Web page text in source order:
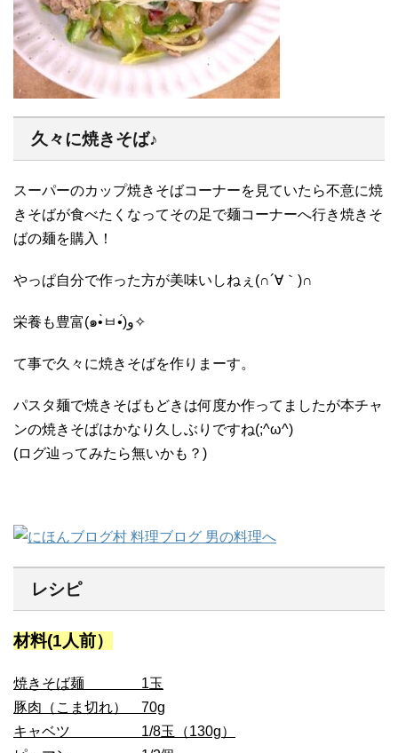
久々に焼きそば♪
スーパーのカップ焼きそばコーナーを見ていたら不意に焼
きそばが食べたくなってその足で麺コーナーへ行き焼きそ
ばの麺を購入！
やっぱ自分で作った方が美味いしねぇ(∩´∀｀)∩
栄養も豊富(๑•̀ㅂ•́)و✧
て事で久々に焼きそばを作りまーす。
パスタ麺で焼きそばもどきは何度か作ってましたが本チャ
ンの焼きそばはかなり久しぶりですね(;^ω^)
(ログ辿ってみたら無いかも？)
レシピ
材料(1人前）
焼きそば麺 1玉
豚肉（こま切れ） 70g
キャベツ 1/8玉（130g）